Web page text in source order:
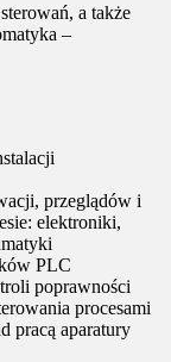
a także
–
przeglądów i
elektroniki,
PLC
poprawności
procesami
pracą aparatury